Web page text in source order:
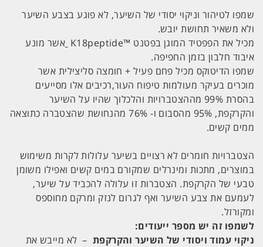
שמפו לטיהור וניקוי יסודי של השיער, לא פוגע בצבע השיער
ולא משאיר תחושת יובש.
מכיל את הפפטיד המוגן בפטנט ™K18peptide
אשר מונע
איבוד חלבון בזמן החפיפה.
שמפו הדיטוקס מכיל פחם פעיל + חומצה סליצילית אשר
מוכרים בעיקר מעולמות טיפוח העור,רכיבים אלו מסייעים
בהסרת 99% מההצטברויות והלכלוך שהיו על השיער
והקרקפת, 95% מהסבום ו- 76% מהנחושת שהצטברה כתוצאה
ממים קשים.
הצטברויות חומרים לא רצויים בשיער עלולות לקרות משימוש
במוצרים, מתכות ומינרלים שמקורם במים קשים ואפילו משומן
טבעי של הקרקפת. הצטברות זו עלולה להכביד על שיער,
לעמעם את צבע השיער ואף לגרום לנזק ומרקם מחוספס
ומקורזל.
לשמפו זה יש מספר ייעודים:
ניקוי עמוד ויסודי של השיער והקרקפת – לא מייבש את